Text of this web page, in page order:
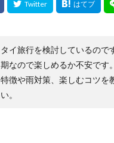
タイ旅行を検討しているので
期なので楽しめるか不安です
特徴や雨対策、楽しむコツを
い。